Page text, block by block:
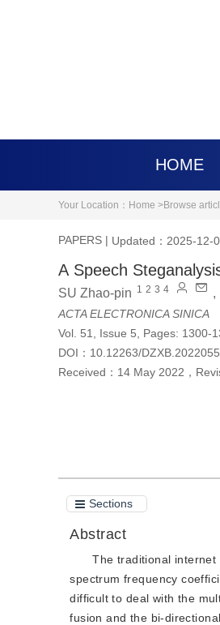
HOME
Your Location： Home >Browse
PAPERS | Updated：2025-12-
A Speech
SU Zhao-pin 1 2 3 4 ,
ACTA ELECTRONICA SINICA
Vol. 51, Issue 5, Pages: 1300-
DOI： 10.12263/
Received： 14 May 2022 ，
Sections
Abstract
The traditional internet
spectrum frequency
difficult to deal with the
fusion and the bi-